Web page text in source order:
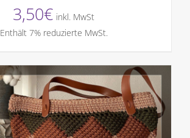
3,50€ inkl. MwSt
Enthält 7% reduzierte MwSt.